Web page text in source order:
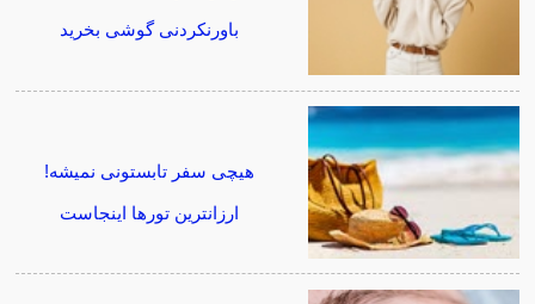
باورنکردنی گوشی بخرید
هیچی سفر تابستونی نمیشه!
ارزانترین تورها اینجاست